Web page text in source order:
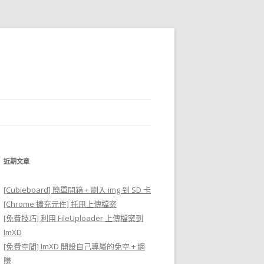
近期文章
[Cubieboard] 簡單開箱 + 刷入 img 到 SD 卡
[Chrome 擴充元件] 托甩上傳檔案
[免費技巧] 利用 FileUploader 上傳檔案到
ImXD
[免費空間] ImXD 開設自己專屬的免空 + 網
賺